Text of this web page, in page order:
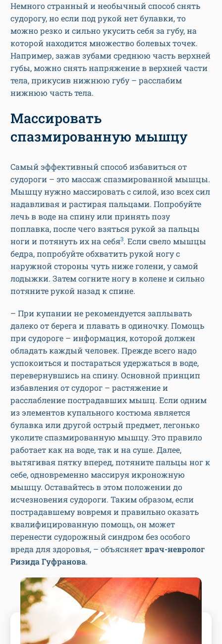
Немного странный и необычный способ снять
судорогу, но если под рукой нет булавки, то
можно резко и сильно укусить себя за губу, на
которой находится множество болевых точек.
Например, зажав зубами среднюю часть верхней
губы, можно снять напряжение в верхней части
тела, прикусив нижнюю губу – расслабим
нижнюю часть тела.
Массировать
спазмированную мышцу
Самый эффективный способ избавиться от
судороги – это массаж спазмированной мышцы.
Мышцу нужно массировать с силой, изо всех сил
надавливая и растирая пальцами. Попробуйте
лечь в воде на спину или принять позу
поплавка, после чего взяться рукой за пальцы
ноги и потянуть их на себя3. Если свело мышцы
бедра, попробуйте обхватить рукой ногу с
наружной стороны чуть ниже голени, у самой
лодыжки. Затем согните ногу в колене и сильно
потяните рукой назад к спине.
– При купании не рекомендуется заплывать
далеко от берега и плавать в одиночку. Помощь
при судороге – информация, которой должен
обладать каждый человек. Прежде всего надо
успокоиться и постараться удержаться в воде,
перевернувшись на спину. Основной принцип
избавления от судорог – растяжение и
расслабление пострадавших мышц. Если одним
из элементов купального костюма является
булавка или другой острый предмет, легонько
уколите спазмированную мышцу. Это правило
работает как на воде, так и на суше. Далее,
вытягивая пятку вперед, потяните пальцы ног к
себе, одновременно массируя икроножную
мышцу. Оставайтесь в этом положении до
исчезновения судороги. Таким образом, если
пострадавшему вовремя и правильно оказать
квалифицированную помощь, он может
перенести судорожный синдром без особого
вреда для здоровья, – объясняетврач-невролог
Ризида Гуфранова.